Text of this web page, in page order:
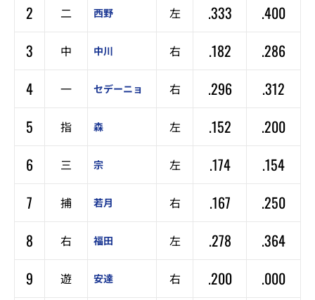
2
二 西野 左 .333
.400
3
中 中川 右 .182
.286
4
一 セデーニョ 右 .296
.312
5
指 森 左 .152
.200
6
三 宗 左 .174
.154
7
捕 若月 右 .167
.250
8
右 福田 左 .278
.364
9
遊 安達 右 .200
.000